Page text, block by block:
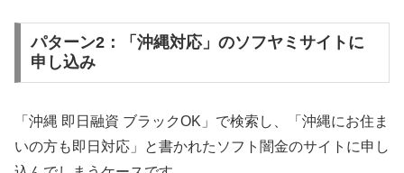
パターン2：「沖縄対応」のソフヤミサイトに
申し込み
「沖縄 即日融資 ブラックOK」で検索し、「沖縄にお住ま
いの方も即日対応」と書かれたソフト闇金のサイトに申し